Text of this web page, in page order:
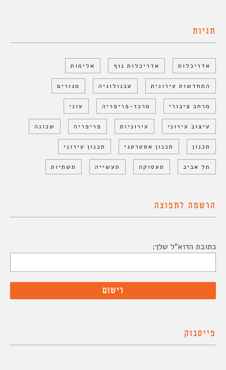
תגיות
אדריכלות אדריכלות נוף אלימות
התחדשות עירונית טכנולוגיה מגורים
מרחב ציבורי מרכז-פריפריה עוני
עיצוב עירוני עירוניות פריפריה שכונה
תכנון תכנון אסטרטגי תכנון עירוני
תל אביב תעסוקה תעשייה תשתיות
הרשמה לתפוצה
כתובת הדוא"ל שלך:
פייסבוק